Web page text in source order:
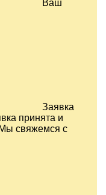
Ваш
Заявка
принята и
свяжемся с